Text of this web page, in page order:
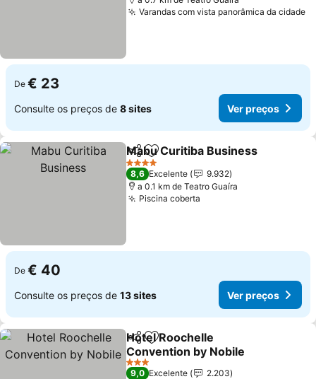
Varandas com vista panorâmica da cidade
De € 23
Consulte os preços de 8 sites Ver preços
PartilharAdicionar aos favoritos
Mabu Curitiba Business
4 Estrelas
8,6 Excelente
9.932
a 0.1 km de Teatro Guaíra
Piscina coberta
De € 40
Consulte os preços de 13 sites Ver preços
PartilharAdicionar aos favoritos
Hotel Roochelle
Convention by Nobile
Ver preços
3 Estrelas
9,0 Excelente
2.203